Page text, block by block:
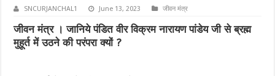
SNCURJANCHAL1 June 13, 2023 जीवन मंत्र
जीवन मंत्र । जानिये पंडित वीर विक्रम नारायण पांडेय जी से ब्रह्म
मुहूर्त में उठने की परंपरा क्यों ?